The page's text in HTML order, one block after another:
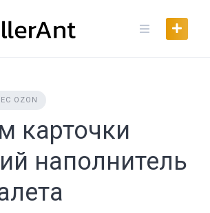
OZON
карточки
наполнитель